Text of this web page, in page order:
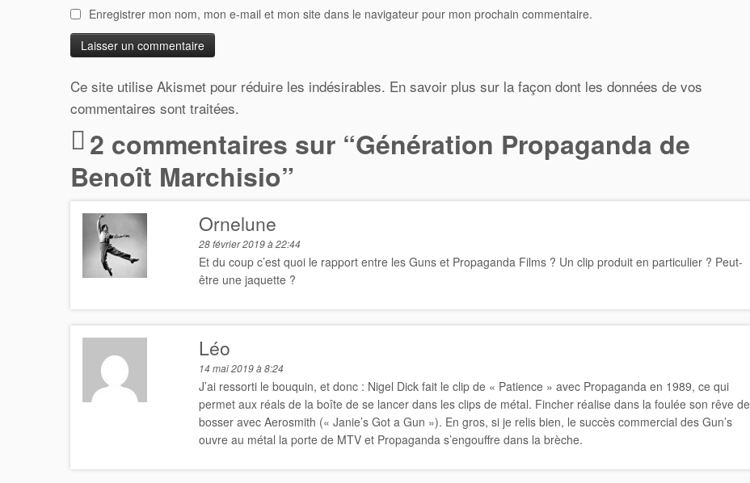
Enregistrer mon nom, mon e-mail et mon site dans le navigateur pour mon prochain commentaire.
Ce site utilise Akismet pour réduire les indésirables. En savoir plus sur la façon dont les données de vos
commentaires sont traitées.
2 commentaires sur “Génération Propaganda de
Benoît Marchisio”
Ornelune
28 février 2019 à 22:44
Et du coup c’est quoi le rapport entre les Guns et Propaganda Films ? Un clip produit en particulier ? Peut-
être une jaquette ?
Léo
14 mai 2019 à 8:24
J’ai ressorti le bouquin, et donc : Nigel Dick fait le clip de « Patience » avec Propaganda en 1989, ce qui
permet aux réals de la boîte de se lancer dans les clips de métal. Fincher réalise dans la foulée son rêve de
bosser avec Aerosmith (« Janie’s Got a Gun »). En gros, si je relis bien, le succès commercial des Gun’s
ouvre au métal la porte de MTV et Propaganda s’engouffre dans la brèche.